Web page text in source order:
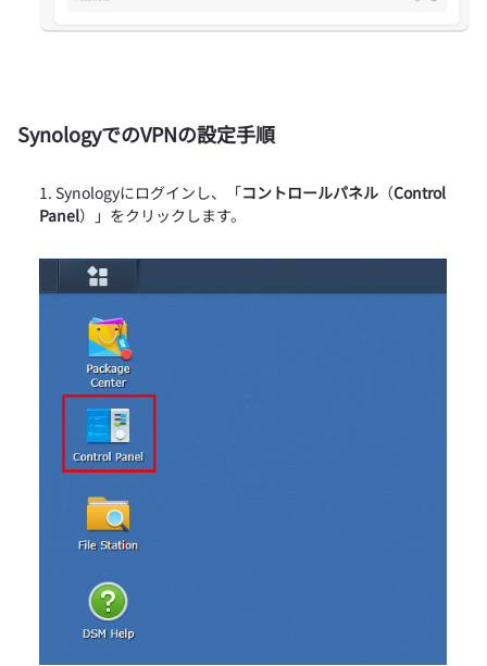
SynologyでのVPNの設定手順
Synologyにログインし、「コントロールパネル （Control
Panel）」をクリックします。